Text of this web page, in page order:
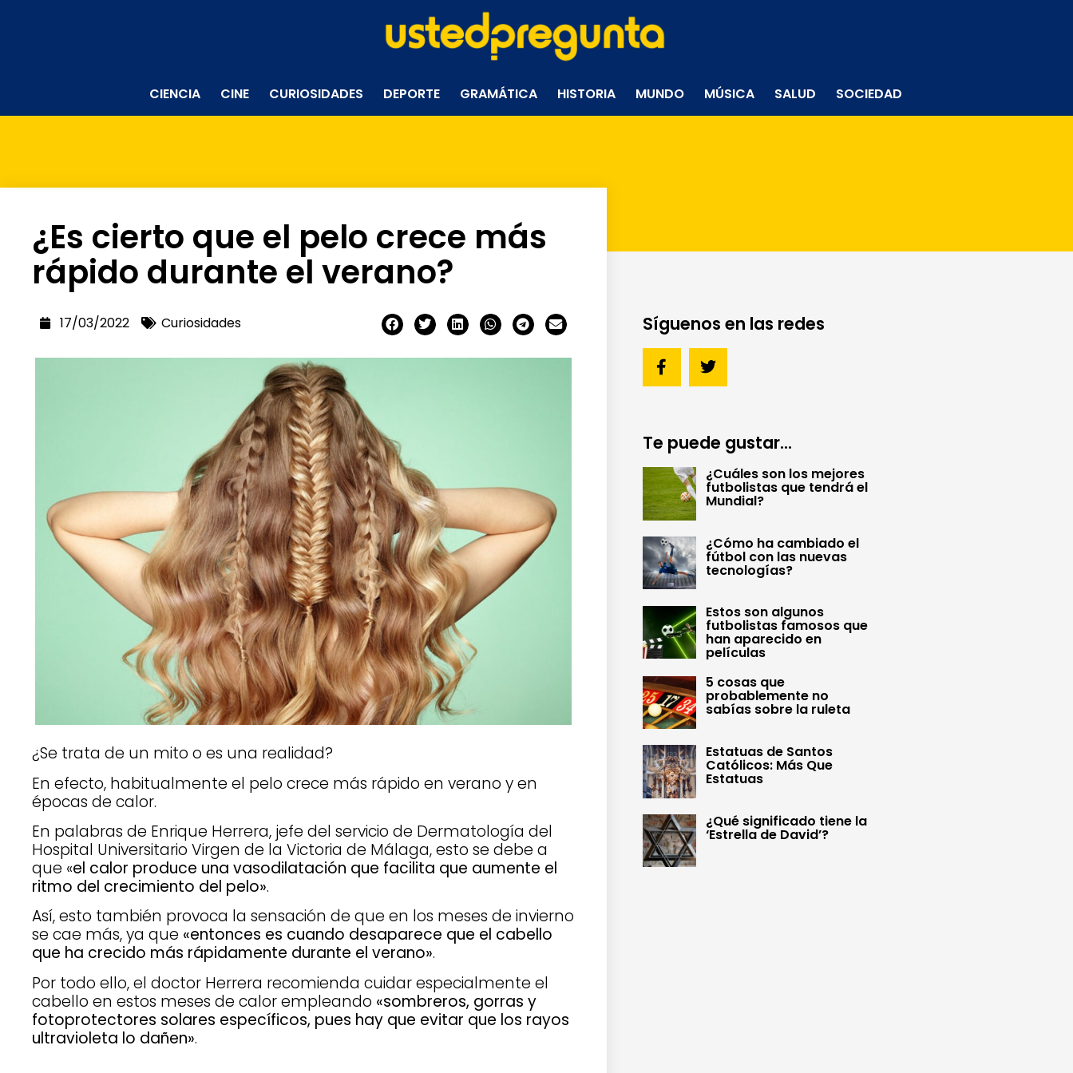
CIENCIA CINE CURIOSIDADES DEPORTE GRAMÁTICA HISTORIA MUNDO MÚSICA SALUD SOCIEDAD
¿Es cierto que el pelo crece más
rápido durante el verano?
17/03/2022 Curiosidades
¿Se trata de un mito o es una realidad?
En efecto, habitualmente el pelo crece más rápido en verano y en
épocas de calor.
En palabras de Enrique Herrera, jefe del servicio de Dermatología del
Hospital Universitario Virgen de la Victoria de Málaga, esto se debe a
que «el calor produce una vasodilatación que facilita que aumente el
ritmo del crecimiento del pelo».
Así, esto también provoca la sensación de que en los meses de invierno
se cae más, ya que «entonces es cuando desaparece que el cabello
que ha crecido más rápidamente durante el verano».
Por todo ello, el doctor Herrera recomienda cuidar especialmente el
cabello en estos meses de calor empleando «sombreros, gorras y
fotoprotectores solares específicos, pues hay que evitar que los rayos
ultravioleta lo dañen».
Síguenos en las redes
Te puede gustar...
¿Cuáles son los mejores
futbolistas que tendrá el
Mundial?
¿Cómo ha cambiado el
fútbol con las nuevas
tecnologías?
Estos son algunos
futbolistas famosos que
han aparecido en
películas
5 cosas que
probablemente no
sabías sobre la ruleta
Estatuas de Santos
Católicos: Más Que
Estatuas
¿Qué significado tiene la
‘Estrella de David’?